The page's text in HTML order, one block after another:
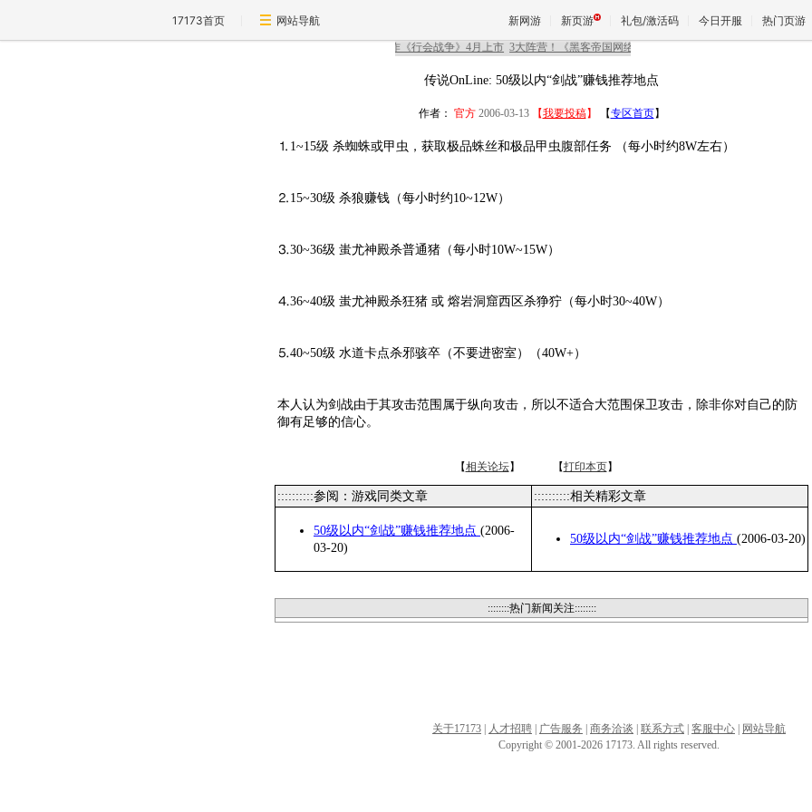
17173首页 网站导航 新网游 新页游 礼包/激活码 今日开服 热门页游
传说OnLine: 50级以内“剑战”赚钱推荐地点
作者： 官方 2006-03-13 【我要投稿】 【专区首页】
⒈1~15级 杀蜘蛛或甲虫，获取极品蛛丝和极品甲虫腹部任务 （每小时约8W左右）
⒉15~30级 杀狼赚钱（每小时约10~12W）
⒊30~36级 蚩尤神殿杀普通猪（每小时10W~15W）
⒋36~40级 蚩尤神殿杀狂猪 或 熔岩洞窟西区杀狰狞（每小时30~40W）
⒌40~50级 水道卡点杀邪骇卒（不要进密室）（40W+）
本人认为剑战由于其攻击范围属于纵向攻击，所以不适合大范围保卫攻击，除非你对自己的防
御有足够的信心。
【相关论坛】 【打印本页】
::::::::::参阅：游戏同类文章 ::::::::::相关精彩文章
50级以内“剑战”赚钱推荐地点 (2006-
03-20)
50级以内“剑战”赚钱推荐地点 (2006-03-20)
::::::::热门新闻关注::::::::
关于17173 人才招聘 广告服务 商务洽谈 联系方式 客服中心
网站导航
Copyright © 2001-2026 17173. All rights reserved.